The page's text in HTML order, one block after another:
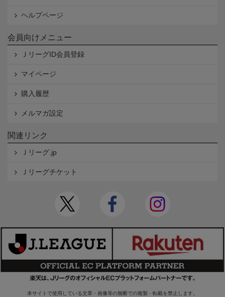
ヘルプページ
会員向けメニュー
ＪリーグID会員登録
マイページ
購入履歴
メルマガ設定
関連リンク
Ｊリーグ.jp
Ｊリーグチケット
本サイトで使用している文章・画像等の無断での複製・転載を禁止します。